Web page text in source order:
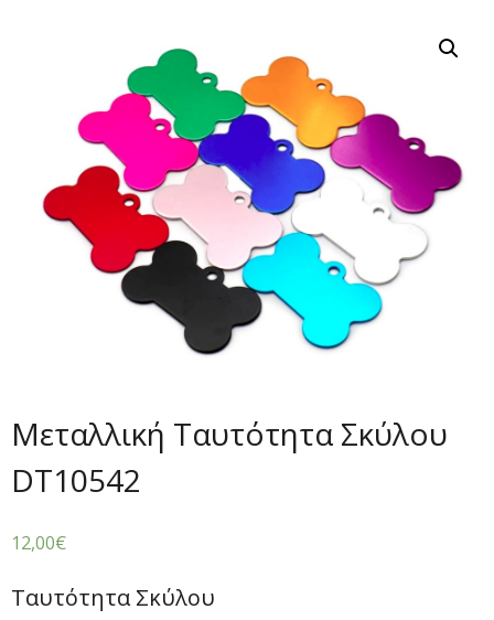
Μεταλλική Ταυτότητα Σκύλου
DT10542
12,00€
Ταυτότητα Σκύλου